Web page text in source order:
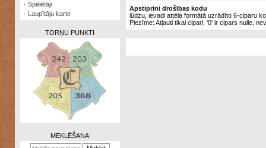
Zināšanu
· Spēlētāji
· Laupītāju karte
TORŅU PUNKTI
MEKLĒŠANA
Apstiprini drošības kodu
lūdzu, ievadi attēla formātā uzrādīto 6-ciparu
Piezīme: Atļauti tikai cipari; '0' ir cipars nulle,